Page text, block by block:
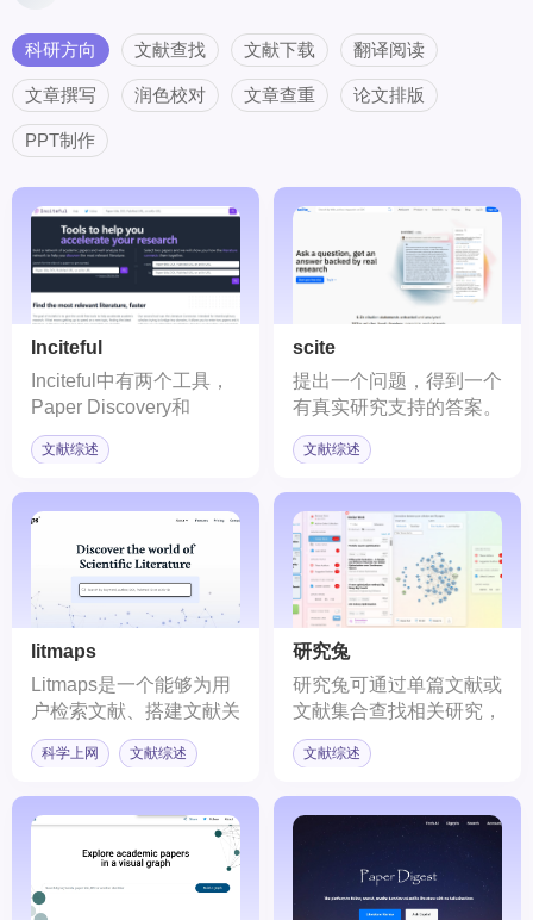
科研方向 文献查找 文献下载 翻译阅读
文章撰写 润色校对 文章查重 论文排版
PPT制作
Inciteful
Inciteful中有两个工具，
Paper Discovery和
Literature Connector。
Paper Discovery能根据
网络分析算法来分析网
主题所需的信息，同时找
到最相似的论文、重要的
论文以及多产的作者和机
构等。Literature
篇文献，提供交互式可视
化展示二者如何通过文献
连接起来。
文献综述
scite
提出一个问题，得到一个
有真实研究支持的答案。
文献综述
litmaps
Litmaps是一个能够为用
户检索文献、搭建文献关
系网络的工具。用户仅需
在搜索框中输入文献名
文献为用户搭建“种子图
科学上网 文献综述
研究兔
研究兔可通过单篇文献或
文献集合查找相关研究，
可实现各种文献集合的网
络关系或时间轴的分析，
的研究进行网络及时间轴
分析，为我们综述文献时
提供全局性视野，有利于
我们把握不同模块研究间
文献综述